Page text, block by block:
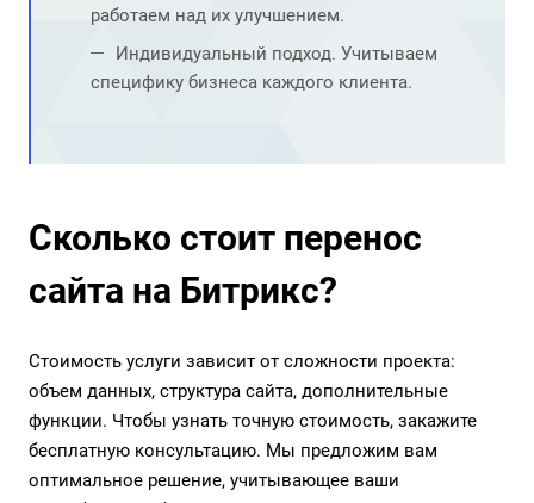
работаем над их улучшением.
Индивидуальный подход. Учитываем
специфику бизнеса каждого клиента.
Сколько стоит перенос
сайта на Битрикс?
Стоимость услуги зависит от сложности проекта:
объем данных, структура сайта, дополнительные
функции. Чтобы узнать точную стоимость, закажите
бесплатную консультацию. Мы предложим вам
оптимальное решение, учитывающее ваши